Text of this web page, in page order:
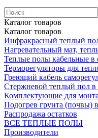
Каталог товаров
Каталог товаров
Инфракрасный теплый
Нагревательный мат,
Теплые полы кабельные в
Терморегуляторы для
Греющий кабель
Cтержневой теплый пол
Комплектующие для
Подогрев грунта (почвы)
Распродажа остатков
ВСЕ ТЕПЛЫЕ ПОЛЫ
Производители